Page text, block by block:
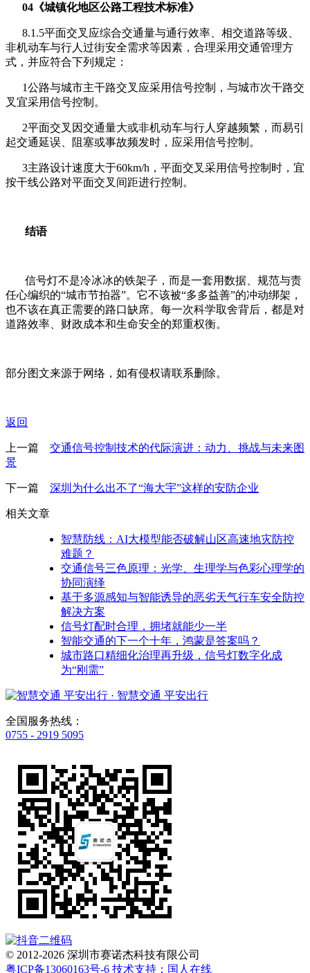
04《城镇化地区公路工程技术标准》
8.1.5平面交叉应综合交通量与通行效率、相交道路等级、
非机动车与行人过街安全需求等因素，合理采用交通管理方
式，并应符合下列规定：
1公路与城市主干路交叉应采用信号控制，与城市次干路交
叉宜采用信号控制。
2平面交叉因交通量大或非机动车与行人穿越频繁，而易引
起交通延误、阻塞或事故频发时，应采用信号控制。
3主路设计速度大于60km/h，平面交叉采用信号控制时，宜
按干线公路对平面交叉间距进行控制。
结语
信号灯不是冷冰冰的铁架子，而是一套用数据、规范与责
任心编织的“城市节拍器”。它不该被“多多益善”的冲动绑架，
也不该在真正需要的路口缺席。每一次科学取舍背后，都是对
道路效率、财政成本和生命安全的郑重权衡。
部分图文来源于网络，如有侵权请联系删除。
返回
上一篇 交通信号控制技术的代际演进：动力、挑战与未来图
景
下一篇 深圳为什么出不了“海大宇”这样的安防企业
相关文章
智慧防线：AI大模型能否破解山区高速地灾防控
难题？
交通信号三色原理：光学、生理学与色彩心理学的
协同演绎
基于多源感知与智能诱导的恶劣天气行车安全防控
解决方案
信号灯配时合理，拥堵就能少一半
智能交通的下一个十年，鸿蒙是答案吗？
城市路口精细化治理再升级，信号灯数字化成
为“刚需”
· 智慧交通 平安出行
全国服务热线：
0755 - 2919 5095
© 2012-2026 深圳市赛诺杰科技有限公司
粤ICP备13060163号-6 技术支持：国人在线